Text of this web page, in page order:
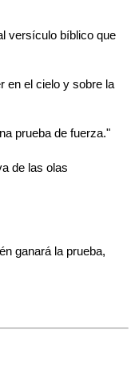
versículo bíblico que
en el cielo y sobre la
prueba de fuerza."
de las olas
ganará la prueba,